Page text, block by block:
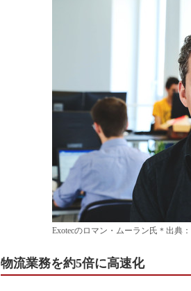
Exotecのロマン・ムーラン氏＊出典：
物流業務を約5倍に高速化